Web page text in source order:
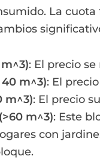
La
: El precio
m^3): El
m^3): El precio
m^3): Este
con